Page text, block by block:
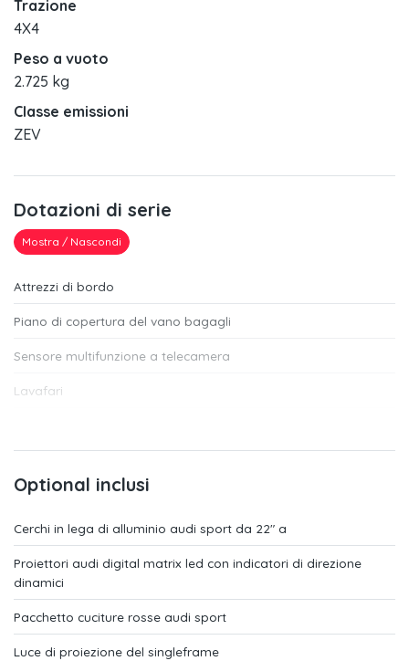
Trazione
4X4
Peso a vuoto
2.725 kg
Classe emissioni
ZEV
Dotazioni di serie
Mostra / Nascondi
Attrezzi di bordo
Piano di copertura del vano bagagli
Sensore multifunzione a telecamera
Lavafari
Sedili anteriori riscaldabili
Listelli sottoporta anteriori e posteriori con inserto in alluminio
illuminati
Clacson bitonale
Piantone dello sterzo di sicurezza
Trasmissione per trazione elettrica (1 rapporto)
Optional inclusi
Cerchi in lega di alluminio audi sport da 22" a
Proiettori audi digital matrix led con indicatori di direzione
dinamici
Pacchetto cuciture rosse audi sport
Luce di proiezione del singleframe